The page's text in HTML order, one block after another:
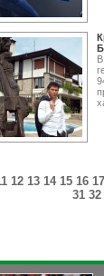
12 13 14 15 16 17
31 32